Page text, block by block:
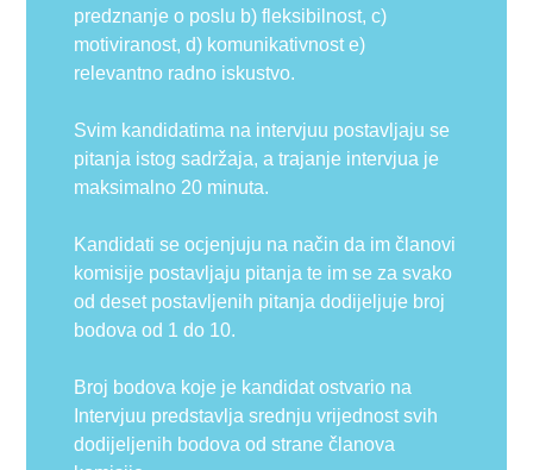
predznanje o poslu b) fleksibilnost, c)
motiviranost, d) komunikativnost e)
relevantno radno iskustvo.
Svim kandidatima na intervjuu postavljaju se
pitanja istog sadržaja, a trajanje intervjua je
maksimalno 20 minuta.
Kandidati se ocjenjuju na način da im članovi
komisije postavljaju pitanja te im se za svako
od deset postavljenih pitanja dodijeljuje broj
bodova od 1 do 10.
Broj bodova koje je kandidat ostvario na
Intervjuu predstavlja srednju vrijednost svih
dodijeljenih bodova od strane članova